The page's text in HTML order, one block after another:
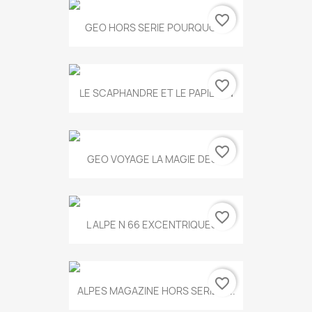
GEO HORS SERIE POURQUOI...
favorite_border
LE SCAPHANDRE ET LE PAPILLON
favorite_border
GEO VOYAGE LA MAGIE DES...
favorite_border
L ALPE N 66 EXCENTRIQUES...
favorite_border
ALPES MAGAZINE HORS SERIE N...
favorite_border